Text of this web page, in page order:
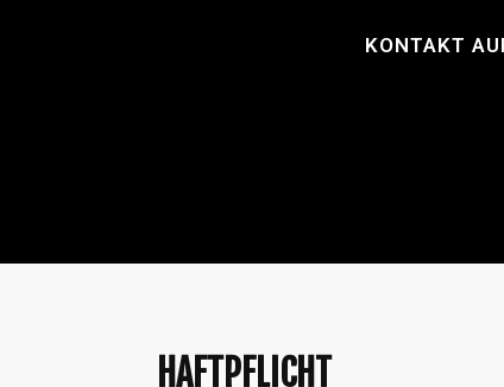
KONTAKT
HAFTPFLICHT